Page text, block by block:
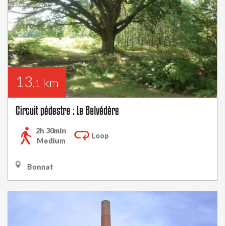
13,1 km
Circuit pédestre : Le Belvédère
2h 30min
Medium
Loop
Bonnat